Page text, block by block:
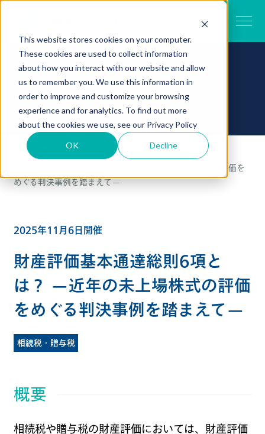
This website stores cookies on your computer.
These cookies are used to collect information
about how you interact with our website and allow
us to remember you. We use this information in
order to improve and customize your browsing
experience and for analytics. To find out more
about the cookies we use, see our Privacy Policy
OK Decline
セミナー
TOP
財産評価基本通達総則6項とは？ —近年の未上場株式の評価を
めぐる判決事例を踏まえて—
2025年11月6日開催
財産評価基本通達総則6項と
は？ —近年の未上場株式の評価
をめぐる判決事例を踏まえて—
相続税・贈与税
概要
相続税や贈与税の財産評価においては、財産評価